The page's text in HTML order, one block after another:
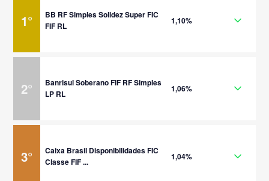
1°
BB RF Simples Solidez Super FIC
FIF RL
1,10%
2°
Banrisul Soberano FIF RF Simples
LP RL
1,06%
3°
Caixa Brasil Disponibilidades FIC
Classe FIF ...
1,04%